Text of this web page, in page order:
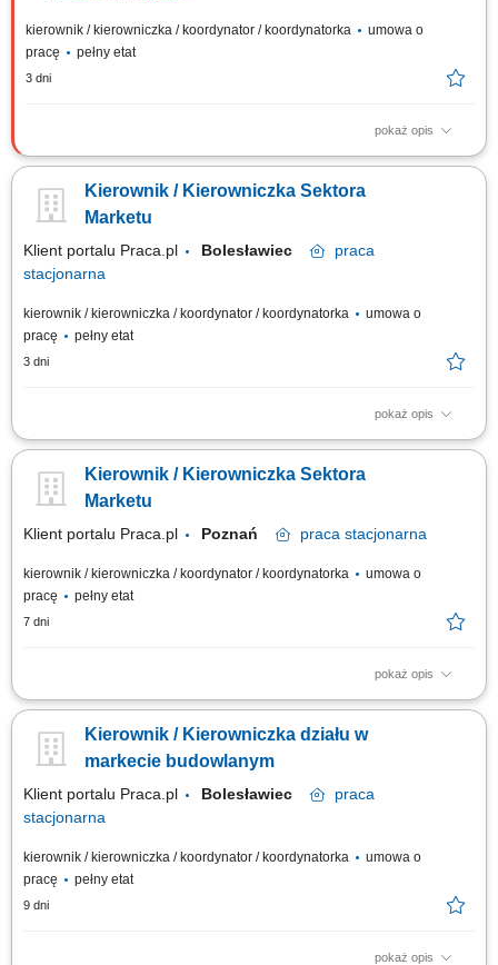
kierownik / kierowniczka / koordynator / koordynatorka
umowa o
pracę
pełny etat
3 dni
pokaż opis
Twój zakres obowiązków wspieranie zadań kierownika działu, nadzór
stała kontrola stanów magazynowych, zapewnienie właściwej organizacji
pracy, w tym planowanie harmonogramów.
Kierownik / Kierowniczka Sektora
Marketu
Klient portalu Praca.pl Bolesławiec
praca
stacjonarna
kierownik / kierowniczka / koordynator / koordynatorka
umowa o
pracę
pełny etat
3 dni
pokaż opis
Kierowanie zespołem doradczym, w tym prowadzenie rekrutacji,
postępów. Projektowanie i egzekwowanie strategii handlowych oraz
monitorowanie kluczowych parametrów efektywności (KPI). Bieżąca
Kierownik / Kierowniczka Sektora
Marketu
Klient portalu Praca.pl Poznań praca stacjonarna
kierownik / kierowniczka / koordynator / koordynatorka
umowa o
pracę
pełny etat
7 dni
pokaż opis
Kierowanie zespołem doradczym, w tym prowadzenie rekrutacji,
postępów. Projektowanie i egzekwowanie strategii handlowych oraz
monitorowanie kluczowych parametrów efektywności (KPI). Bieżąca
Kierownik / Kierowniczka działu w
markecie budowlanym
Klient portalu Praca.pl Bolesławiec
praca
stacjonarna
kierownik / kierowniczka / koordynator / koordynatorka
umowa o
pracę
pełny etat
9 dni
pokaż opis